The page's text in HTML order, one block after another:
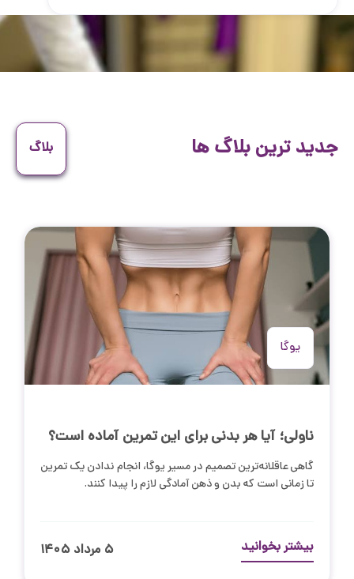
جدید ترین بلاگ ها بلاگ
یوگا
ناولی؛ آیا هر بدنی برای این تمرین آماده است؟
گاهی عاقلانه‌ترین تصمیم در مسیر یوگا، انجام ندادن یک تمرین
تا زمانی است که بدن و ذهن آمادگی لازم را پیدا کنند.
بیشتر بخوانید ۵ مرداد ۱۴۰۵